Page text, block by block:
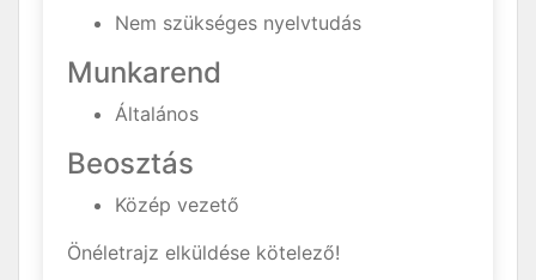
Nem szükséges nyelvtudás
Munkarend
Általános
Beosztás
Közép vezető
Önéletrajz elküldése kötelező!